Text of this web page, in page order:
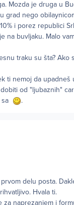
Mozda je druga u
grad nego
i porez republici
na buvljaku. Malo
traku su šta? Ako
ti nemoj da upadneš
od "ljubaznih"
.
delu posta.
Hvala ti.
za naprezanjem i